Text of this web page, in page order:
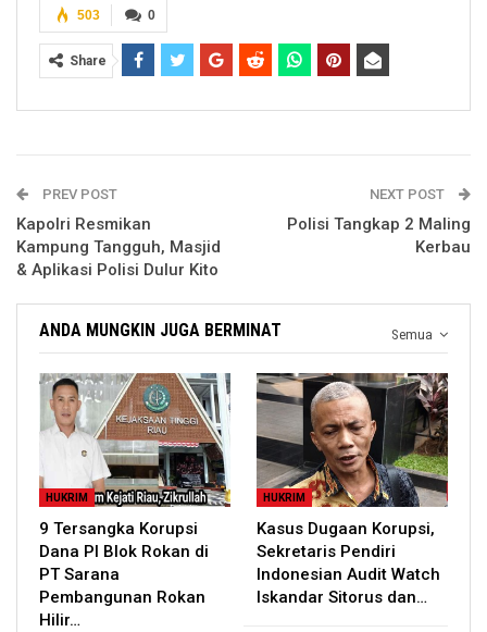
0
503
Share
PREV POST
Kapolri Resmikan
Kampung Tangguh, Masjid
& Aplikasi Polisi Dulur Kito
NEXT POST
Polisi Tangkap 2 Maling
Kerbau
Semua
ANDA MUNGKIN JUGA BERMINAT
HUKRIM
9 Tersangka Korupsi
Dana PI Blok Rokan di
PT Sarana
Pembangunan Rokan
Hilir…
HUKRIM
Kasus Dugaan Korupsi,
Sekretaris Pendiri
Indonesian Audit Watch
Iskandar Sitorus dan…